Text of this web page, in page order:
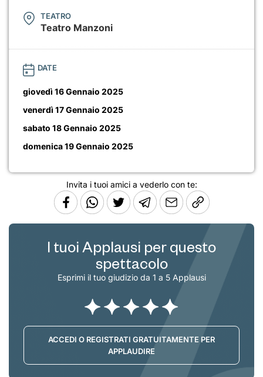
TEATRO
Teatro Manzoni
DATE
giovedì 16 Gennaio 2025
venerdì 17 Gennaio 2025
sabato 18 Gennaio 2025
domenica 19 Gennaio 2025
Invita i tuoi amici a vederlo con te:
I tuoi Applausi per questo
spettacolo
Esprimi il tuo giudizio da 1 a 5 Applausi
ACCEDI O REGISTRATI GRATUITAMENTE PER
APPLAUDIRE